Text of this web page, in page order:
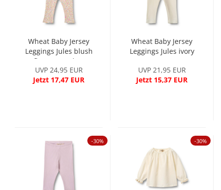
Wheat Baby Jersey
Leggings Jules blush
flower meadow
UVP 24,95 EUR
Jetzt 17,47 EUR
Wheat Baby Jersey
Leggings Jules ivory
UVP 21,95 EUR
Jetzt 15,37 EUR
-30% -30%